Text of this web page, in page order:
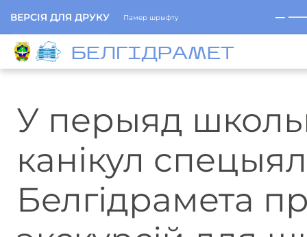
ВЕРСІЯ ДЛЯ ДРУКУ Памер шрыфту ─
БЕЛГIДРAМЕТ
У перыяд
канікул
Белгідрамета